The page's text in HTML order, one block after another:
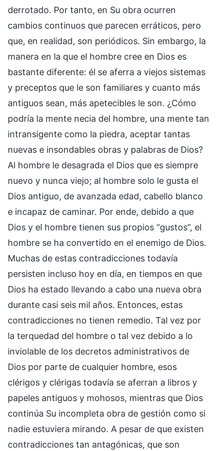
derrotado. Por tanto, en Su obra ocurren
cambios continuos que parecen erráticos, pero
que, en realidad, son periódicos. Sin embargo, la
manera en la que el hombre cree en Dios es
bastante diferente: él se aferra a viejos sistemas
y preceptos que le son familiares y cuanto más
antiguos sean, más apetecibles le son. ¿Cómo
podría la mente necia del hombre, una mente tan
intransigente como la piedra, aceptar tantas
nuevas e insondables obras y palabras de Dios?
Al hombre le desagrada el Dios que es siempre
nuevo y nunca viejo; al hombre solo le gusta el
Dios antiguo, de avanzada edad, cabello blanco
e incapaz de caminar. Por ende, debido a que
Dios y el hombre tienen sus propios “gustos”, el
hombre se ha convertido en el enemigo de Dios.
Muchas de estas contradicciones todavía
persisten incluso hoy en día, en tiempos en que
Dios ha estado llevando a cabo una nueva obra
durante casi seis mil años. Entonces, estas
contradicciones no tienen remedio. Tal vez por
la terquedad del hombre o tal vez debido a lo
inviolable de los decretos administrativos de
Dios por parte de cualquier hombre, esos
clérigos y clérigas todavía se aferran a libros y
papeles antiguos y mohosos, mientras que Dios
continúa Su incompleta obra de gestión como si
nadie estuviera mirando. A pesar de que existen
contradicciones tan antagónicas, que son